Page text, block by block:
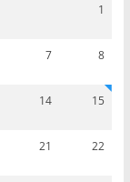
1
7 8
14 15
21 22